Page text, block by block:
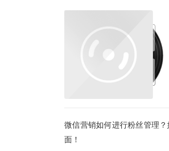
微信营销如何进行粉丝管理
面！